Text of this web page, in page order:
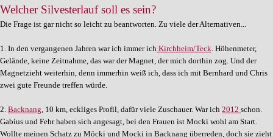
Welcher Silvesterlauf soll es sein?
Die Frage ist gar nicht so leicht zu beantworten. Zu viele der Alternativen...
1. In den vergangenen Jahren war ich immer ich Kirchheim/Teck. Höhenmeter,
Gelände, keine Zeitnahme, das war der Magnet, der mich dorthin zog. Und der
Magnetzieht weiterhin, denn immerhin weiß ich, dass ich mit Bernhard und Chris
zwei gute Freunde treffen würde.
2. Backnang, 10 km, eckliges Profil, dafür viele Zuschauer. War ich 2012 schon.
Gabius und Fehr haben sich angesagt, bei den Frauen ist Mocki wohl am Start.
Wollte meinen Schatz zu Möcki und Mocki in Backnang überreden, doch sie zieht